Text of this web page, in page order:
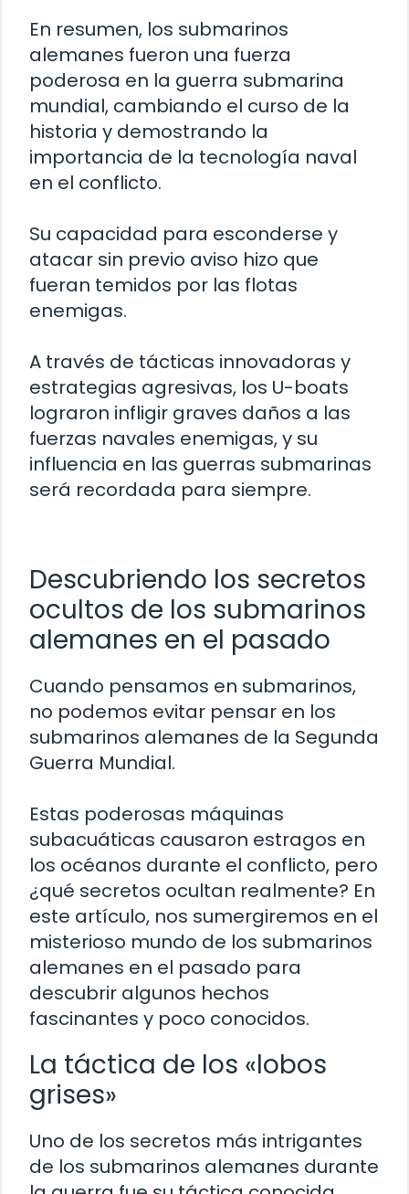
En resumen, los submarinos
alemanes fueron una fuerza
poderosa en la guerra submarina
mundial, cambiando el curso de la
historia y demostrando la
importancia de la tecnología naval
en el conflicto.
Su capacidad para esconderse y
atacar sin previo aviso hizo que
fueran temidos por las flotas
enemigas.
A través de tácticas innovadoras y
estrategias agresivas, los U-boats
lograron infligir graves daños a las
fuerzas navales enemigas, y su
influencia en las guerras submarinas
será recordada para siempre.
Descubriendo los secretos
ocultos de los submarinos
alemanes en el pasado
Cuando pensamos en submarinos,
no podemos evitar pensar en los
submarinos alemanes de la Segunda
Guerra Mundial.
Estas poderosas máquinas
subacuáticas causaron estragos en
los océanos durante el conflicto, pero
¿qué secretos ocultan realmente? En
este artículo, nos sumergiremos en el
misterioso mundo de los submarinos
alemanes en el pasado para
descubrir algunos hechos
fascinantes y poco conocidos.
La táctica de los «lobos
grises»
Uno de los secretos más intrigantes
de los submarinos alemanes durante